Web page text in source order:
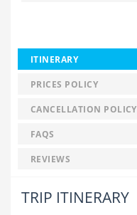
ITINERARY
PRICES POLICY
CANCELLATION POLICY
FAQS
REVIEWS
TRIP ITINERARY